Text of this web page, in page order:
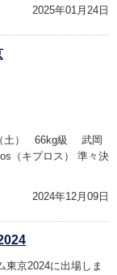
2025年01月24日
（土） 66kg級 武岡
キプロス） 準々決
2024年12月09日
東京2024に出場しま